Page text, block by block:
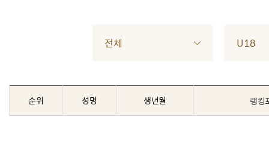
전체 U18
순위 성명 생년월 랭킹